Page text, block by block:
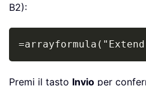
B2):
Premi il tasto Invio per